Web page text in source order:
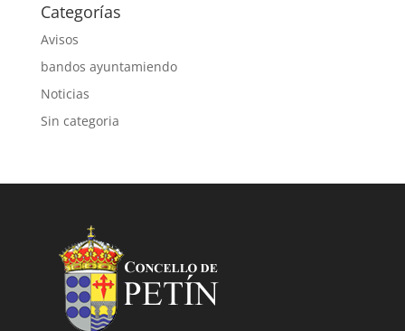
Categorías
Avisos
bandos ayuntamiendo
Noticias
Sin categoria